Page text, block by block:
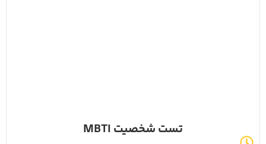
تست شخصیت MBTI